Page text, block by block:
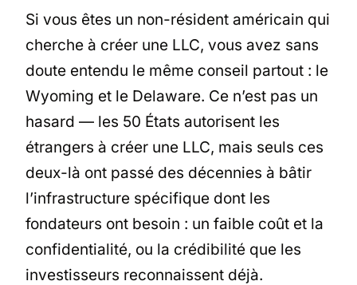
Si vous êtes un non-résident américain qui
cherche à créer une LLC, vous avez sans
doute entendu le même conseil partout : le
Wyoming et le Delaware. Ce n’est pas un
hasard — les 50 États autorisent les
étrangers à créer une LLC, mais seuls ces
deux-là ont passé des décennies à bâtir
l’infrastructure spécifique dont les
fondateurs ont besoin : un faible coût et la
confidentialité, ou la crédibilité que les
investisseurs reconnaissent déjà.